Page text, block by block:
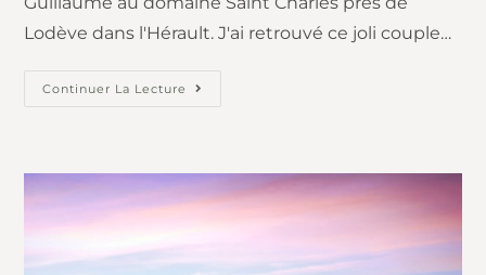
Lodève dans l'Hérault. J'ai retrouvé ce joli couple…
Continuer La Lecture